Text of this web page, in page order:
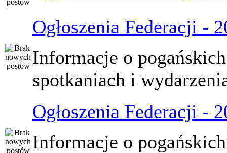
Ogłoszenia Federacji -
Informacje o pogańskich
spotkaniach i
Ogłoszenia Federacji -
Informacje o pogańskich